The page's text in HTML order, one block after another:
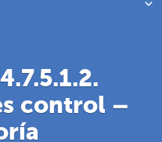
4.7.5.1.2.
control –